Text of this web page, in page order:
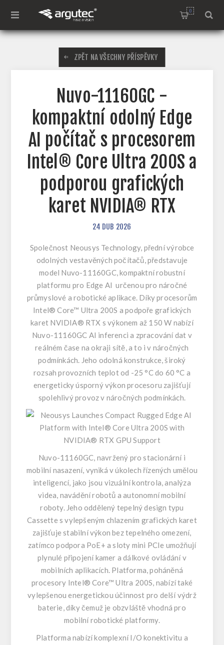
0
ZPĚT NA VŠECHNY PŘÍSPĚVKY
Nuvo-11160GC -
kompaktní odolný Edge
AI počítač s procesorem
Intel® Core Ultra 200S a
podporou grafických
karet NVIDIA® RTX
24 DUB 2026
Společnost Neousys Technology, přední výrobce
odolných vestavěných počítačů, představuje
model Nuvo-11160GC, kompaktní robustní
platformu pro Edge AI určenou pro náročné
průmyslové a robotické aplikace. Díky procesorům
Intel® Core™ Ultra 200S a podpoře grafických
karet NVIDIA® RTX s výkonem až 150 W nabízí
Nuvo-11160GC AI inferenci a zpracování dat v
reálném čase na okraji sítě, a to i v náročných
podmínkách. Jeho odolná konstrukce, široký
rozsah provozních teplot od -25 °C do 60 °C a
energeticky úsporný výkon procesoru zajišťují
spolehlivý provoz v náročných podmínkách.
Nuvo-11160GC, navržený pro stacionární i
mobilní nasazení, vyniká v úkolech řízených umělou
inteligencí, jako jsou vizuální kontrola, analýza
videa, navádění robotů a autonomní mobilní
roboty. Jeho oddělený tepelný design typu
Cassette s vylepšeným chlazením grafických karet
zajišťuje stabilní výkon bez tepelného omezení,
zatímco podpora PoE+ a sloty mini PCIe umožňují
plynulé připojení kamer a dálkové ovládání v
mobilních aplikacích. Platforma, poháněná
procesory Intel® Core™ Ultra 200S, nabízí také
vylepšenou energetickou účinnost pro delší výdrž
baterie, díky čemuž je obzvláště vhodná pro
mobilní robotické platformy.
Platforma nabízí komplexní I/O konektivitu a